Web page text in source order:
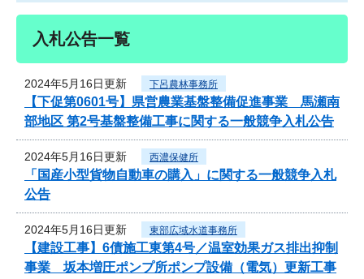
入札公告一覧
2024年5月16日更新 下呂農林事務所
【下促第0601号】県営農業基盤整備促進事業 馬瀬南
部地区 第2号基盤整備工事に関する一般競争入札公告
2024年5月16日更新 西濃保健所
「国産小型貨物自動車の購入」に関する一般競争入札
公告
2024年5月16日更新 東部広域水道事務所
【建設工事】6債施工東第4号／温室効果ガス排出抑制
事業 坂本増圧ポンプ所ポンプ設備（電気）更新工事